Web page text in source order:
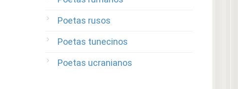
Poetas rusos
Poetas tunecinos
Poetas ucranianos